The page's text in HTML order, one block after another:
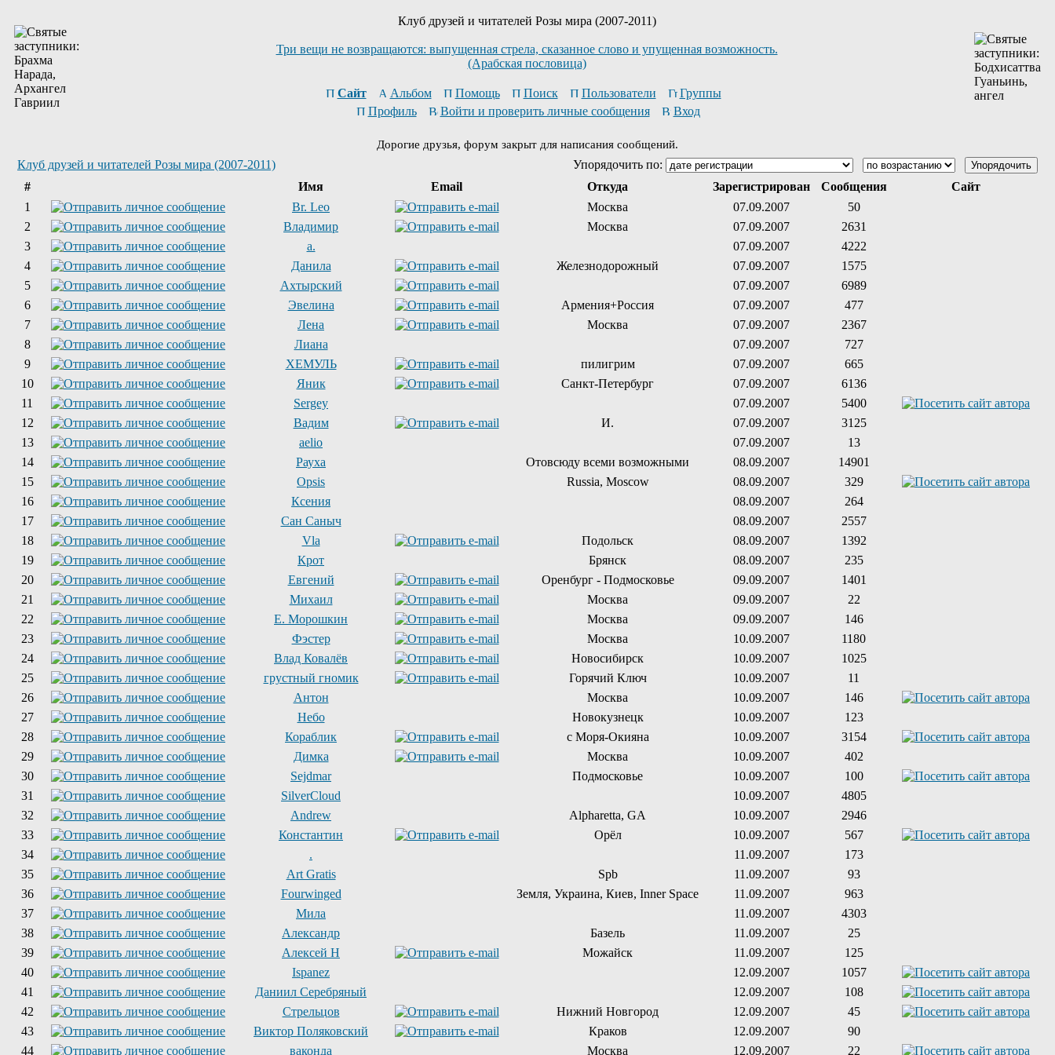
Клуб друзей и читателей Розы мира (2007-2011)
Три вещи не возвращаются: выпущенная стрела, сказанное слово и упущенная возможность.
(Арабская пословица)
Сайт Альбом Помощь Поиск Пользователи
Группы
Профиль
Войти и проверить личные сообщения Вход
Дорогие друзья, форум закрыт для написания сообщений.
Клуб друзей и читателей Розы мира (2007-2011)
Упорядочить по:
#
Имя Email Откуда Зарегистрирован Сообщения
Сайт
1
Br. Leo Москва 07.09.2007
50
2
Владимир Москва 07.09.2007
2631
3
a. 07.09.2007
4222
4
Данила Железнодорожный 07.09.2007
1575
5
Ахтырский 07.09.2007
6989
6
Эвелина Армения+Россия 07.09.2007
477
7
Лена Москва 07.09.2007
2367
8
Лиана 07.09.2007
727
9
ХЕМУЛЬ пилигрим 07.09.2007
665
10
Яник Санкт-Петербург 07.09.2007
6136
11
Sergey 07.09.2007
5400
12
Вадим И. 07.09.2007
3125
13
aelio 07.09.2007
13
14
Рауха Отовсюду всеми возможными 08.09.2007
14901
15
Opsis Russia, Moscow 08.09.2007
329
16
Ксения 08.09.2007
264
17
Сан Саныч 08.09.2007
2557
18
Vla Подольск 08.09.2007
1392
19
Крот Брянск 08.09.2007
235
20
Евгений Оренбург - Подмосковье 09.09.2007
1401
21
Михаил Москва 09.09.2007
22
22
Е. Морошкин Москва 09.09.2007
146
23
Фэстер Москва 10.09.2007
1180
24
Влад Ковалёв Новосибирск 10.09.2007
1025
25
грустный гномик Горячий Ключ 10.09.2007
11
26
Антон Москва 10.09.2007
146
27
Небо Новокузнецк 10.09.2007
123
28
Кораблик с Моря-Окияна 10.09.2007
3154
29
Димка Москва 10.09.2007
402
30
Sejdmar Подмосковье 10.09.2007
100
31
SilverCloud 10.09.2007
4805
32
Andrew Alpharetta, GA 10.09.2007
2946
33
Константин Орёл 10.09.2007
567
34
. 11.09.2007
173
35
Art Gratis Spb 11.09.2007
93
36
Fourwinged Земля, Украина, Киев, Inner Space 11.09.2007
963
37
Мила 11.09.2007
4303
38
Александр Базель 11.09.2007
25
39
Алексей Н Можайск 11.09.2007
125
40
Ispanez 12.09.2007
1057
41
Даниил Серебряный 12.09.2007
108
42
Стрельцов Нижний Новгород 12.09.2007
45
43
Виктор Поляковский Краков 12.09.2007
90
44
ваконда Москва 12.09.2007 22